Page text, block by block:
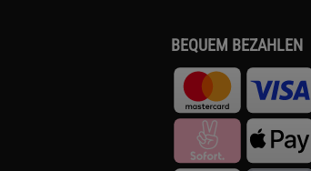
BEQUEM BEZAHLEN